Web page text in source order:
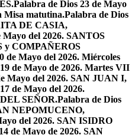
Palabra de Dios 23 de Mayo
Misa matutina.Palabra de Dios
DE CASIA,
Mayo del 2026. SANTOS
COMPAÑEROS
de Mayo del 2026. Miércoles
de Mayo de 2026. Martes VII
Mayo del 2026. SAN JUAN I,
de Mayo del 2026.
SEÑOR.Palabra de Dios
NEPOMUCENO,
del 2026. SAN ISIDRO
de Mayo de 2026. SAN